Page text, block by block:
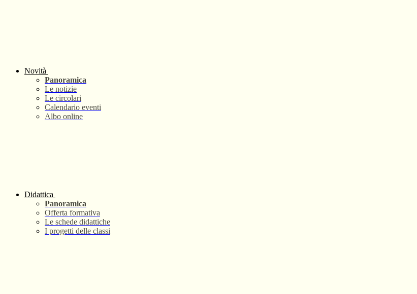
Novità
Panoramica
Le notizie
Le circolari
Calendario eventi
Albo online
Didattica
Panoramica
Offerta formativa
Le schede didattiche
I progetti delle classi